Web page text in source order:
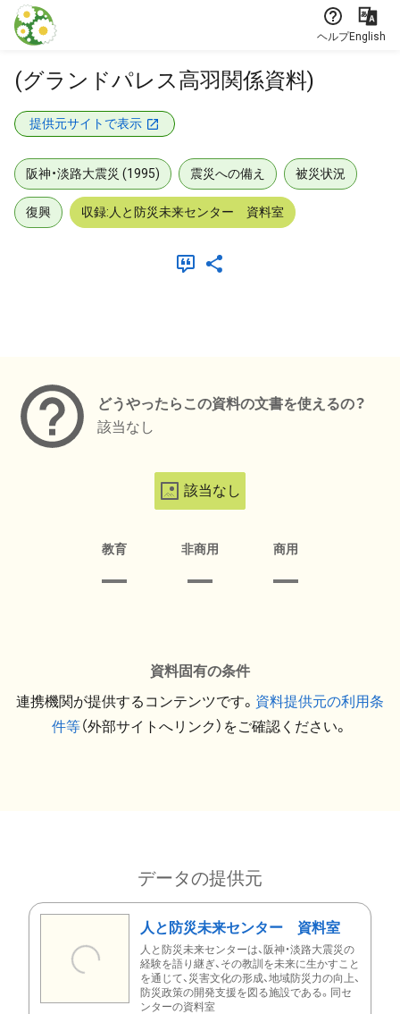
本文に飛ぶ
ヘルプEnglish
(グランドパレス高羽関係資料)
提供元サイトで表示
阪神・淡路大震災 (1995) 震災への備え 被災状況
復興 収録:人と防災未来センター 資料室
どうやったらこの資料の文書を使えるの？
該当なし
該当なし
教育 非商用 商用
資料固有の条件
連携機関が提供するコンテンツです。 資料提供元の利用条
件等（外部サイトへリンク）をご確認ください。
データの提供元
人と防災未来センター 資料室
人と防災未来センターは、阪神・淡路大震災の
経験を語り継ぎ、その教訓を未来に生かすこと
を通じて、災害文化の形成、地域防災力の向上、
防災政策の開発支援を図る施設である。同セ
ンターの資料室